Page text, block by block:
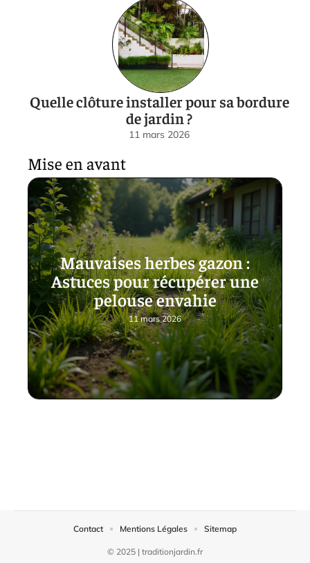
Quelle clôture installer pour sa bordure
de jardin ?
11 mars 2026
Mise en avant
Mauvaises herbes gazon :
Astuces pour récupérer une
pelouse envahie
11 mars 2026
© 2025 | traditionjardin.fr
Contact Mentions Légales Sitemap